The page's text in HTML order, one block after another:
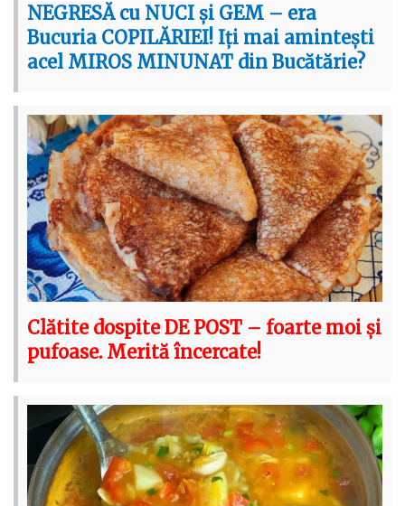
NEGRESĂ cu NUCI și GEM – era
Bucuria COPILĂRIEI! Iți mai amintești
acel MIROS MINUNAT din Bucătărie?
Clătite dospite DE POST – foarte moi și
pufoase. Merită încercate!